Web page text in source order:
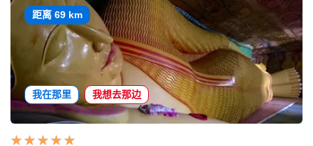
距离 69 km
我在那里 我想去那边